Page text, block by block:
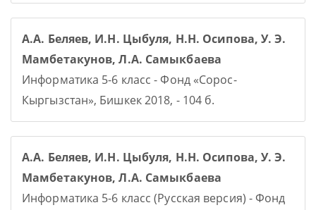
А.А. Беляев, И.Н. Цыбуля, Н.Н. Осипова, У. Э.
Мамбетакунов, Л.А. Самыкбаева
Информатика 5-6 класс - Фонд «Сорос-
Кыргызстан», Бишкек 2018, - 104 б.
А.А. Беляев, И.Н. Цыбуля, Н.Н. Осипова, У. Э.
Мамбетакунов, Л.А. Самыкбаева
Информатика 5-6 класс (Русская версия) - Фонд